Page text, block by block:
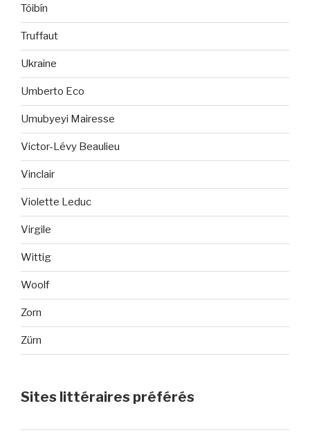
Tóibín
Truffaut
Ukraine
Umberto Eco
Umubyeyi Mairesse
Victor-Lévy Beaulieu
Vinclair
Violette Leduc
Virgile
Wittig
Woolf
Zorn
Zürn
Sites littéraires préférés